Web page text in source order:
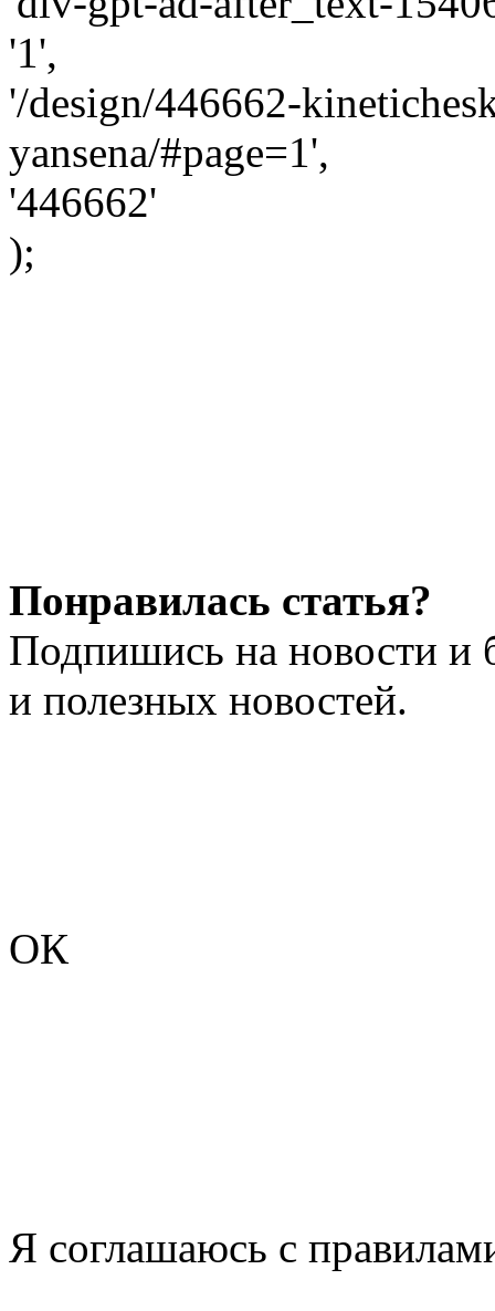
'1',
'/design/446662-
yansena/#page=1',
'446662'
);
Понравилась статья?
Подпишись на новости и
и полезных новостей.
ОК
Я соглашаюсь с